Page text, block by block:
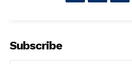
Subscribe